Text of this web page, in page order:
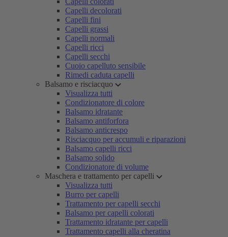
Capelli decolorati
Capelli fini
Capelli grassi
Capelli normali
Capelli ricci
Capelli secchi
Cuoio capelluto sensibile
Rimedi caduta capelli
Balsamo e risciacquo
Visualizza tutti
Condizionatore di colore
Balsamo idratante
Balsamo antiforfora
Balsamo anticrespo
Risciacquo per accumuli e riparazioni
Balsamo capelli ricci
Balsamo solido
Condizionatore di volume
Maschera e trattamento per capelli
Visualizza tutti
Burro per capelli
Trattamento per capelli secchi
Balsamo per capelli colorati
Trattamento idratante per capelli
Trattamento capelli alla cheratina